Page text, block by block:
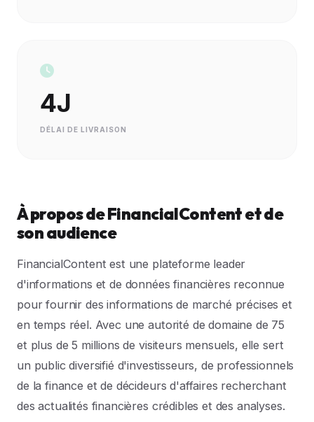
4J
DÉLAI DE LIVRAISON
À propos de FinancialContent et de
son audience
FinancialContent est une plateforme leader
d'informations et de données financières reconnue
pour fournir des informations de marché précises et
en temps réel. Avec une autorité de domaine de 75
et plus de 5 millions de visiteurs mensuels, elle sert
un public diversifié d'investisseurs, de professionnels
de la finance et de décideurs d'affaires recherchant
des actualités financières crédibles et des analyses.